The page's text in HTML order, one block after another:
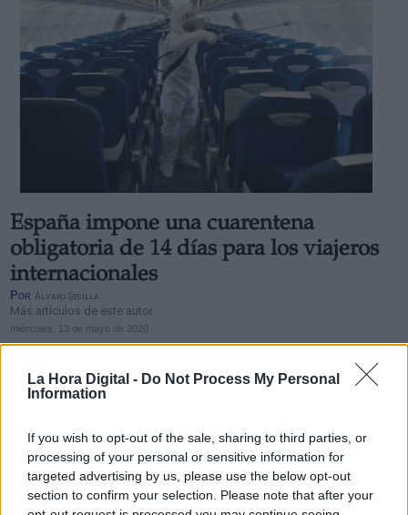
La Hora Digital - Do Not Process My Personal
Information
If you wish to opt-out of the sale, sharing to third parties, or
processing of your personal or sensitive information for
targeted advertising by us, please use the below opt-out
section to confirm your selection. Please note that after your
España impone una cuarentena
obligatoria de 14 días para los viajeros
internacionales
Por Álvaro Secilla
Más artículos de este autor
miércoles, 13 de mayo de 2020